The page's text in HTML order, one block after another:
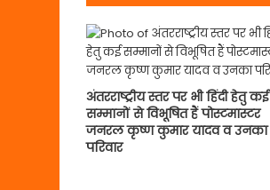
अंतरराष्ट्रीय स्तर पर भी हिंदी हेतु कई
सम्मानों से विभूषित हैं पोस्टमास्टर
जनरल कृष्ण कुमार यादव व उनका
परिवार